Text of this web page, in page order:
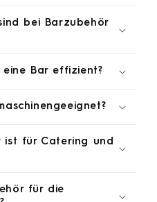
bei Barzubehör
Bar effizient?
ist für Catering und
für die